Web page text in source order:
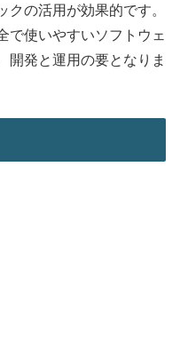
の活用が効果的です。
で使いやすいソフトウェ
開発と運用の要となりま